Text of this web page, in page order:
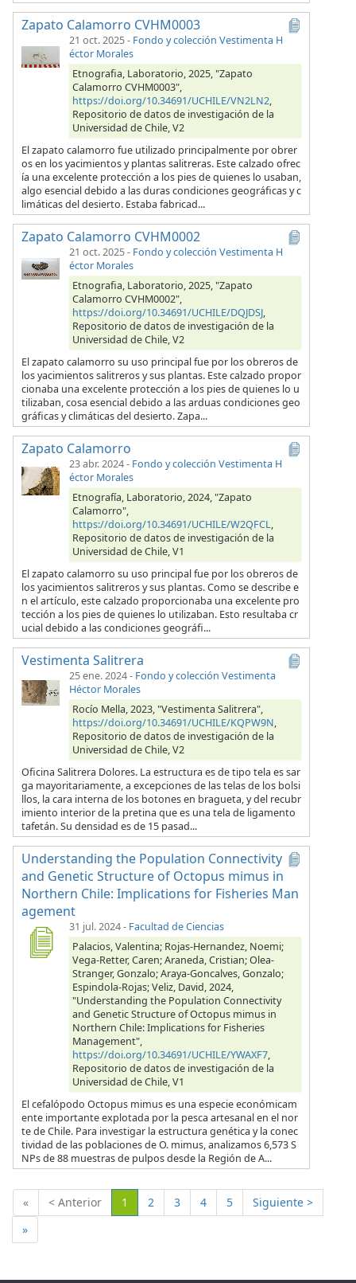
Zapato Calamorro CVHM0003
21 oct. 2025- Fondo y colección Vestimenta H
éctor Morales
Etnografia, Laboratorio, 2025, "Zapato
Calamorro CVHM0003",
https://doi.org/10.34691/UCHILE/VN2LN2,
Repositorio de datos de investigación de la
Universidad de Chile, V2
El zapato calamorro fue utilizado principalmente por obrer
os en los yacimientos y plantas salitreras. Este calzado ofrec
ía una excelente protección a los pies de quienes lo usaban,
algo esencial debido a las duras condiciones geográficas y c
limáticas del desierto. Estaba fabricad...
Zapato Calamorro CVHM0002
21 oct. 2025- Fondo y colección Vestimenta H
éctor Morales
Etnografia, Laboratorio, 2025, "Zapato
Calamorro CVHM0002",
https://doi.org/10.34691/UCHILE/DQJDSJ,
Repositorio de datos de investigación de la
Universidad de Chile, V2
El zapato calamorro su uso principal fue por los obreros de
los yacimientos salitreros y sus plantas. Este calzado propor
cionaba una excelente protección a los pies de quienes lo u
tilizaban, cosa esencial debido a las arduas condiciones geo
gráficas y climáticas del desierto. Zapa...
Zapato Calamorro
23 abr. 2024- Fondo y colección Vestimenta H
éctor Morales
Etnografía, Laboratorio, 2024, "Zapato
Calamorro",
https://doi.org/10.34691/UCHILE/W2QFCL,
Repositorio de datos de investigación de la
Universidad de Chile, V1
El zapato calamorro su uso principal fue por los obreros de
los yacimientos salitreros y sus plantas. Como se describe e
n el artículo, este calzado proporcionaba una excelente pro
tección a los pies de quienes lo utilizaban. Esto resultaba cr
ucial debido a las condiciones geográfi...
Vestimenta Salitrera
25 ene. 2024- Fondo y colección Vestimenta
Héctor Morales
Rocío Mella, 2023, "Vestimenta Salitrera",
https://doi.org/10.34691/UCHILE/KQPW9N,
Repositorio de datos de investigación de la
Universidad de Chile, V2
Oficina Salitrera Dolores. La estructura es de tipo tela es sar
ga mayoritariamente, a excepciones de las telas de los bolsi
llos, la cara interna de los botones en bragueta, y del recubr
imiento interior de la pretina que es una tela de ligamento
tafetán. Su densidad es de 15 pasad...
Understanding the Population Connectivity
and Genetic Structure of Octopus mimus in
Northern Chile: Implications for Fisheries Man
agement
31 jul. 2024- Facultad de Ciencias
Palacios, Valentina; Rojas-Hernandez, Noemi;
Vega-Retter, Caren; Araneda, Cristian; Olea-
Stranger, Gonzalo; Araya-Goncalves, Gonzalo;
Espindola-Rojas; Veliz, David, 2024,
"Understanding the Population Connectivity
and Genetic Structure of Octopus mimus in
Northern Chile: Implications for Fisheries
Management",
https://doi.org/10.34691/UCHILE/YWAXF7,
Repositorio de datos de investigación de la
Universidad de Chile, V1
El cefalópodo Octopus mimus es una especie económicam
ente importante explotada por la pesca artesanal en el nor
te de Chile. Para investigar la estructura genética y la conec
tividad de las poblaciones de O. mimus, analizamos 6,573 S
NPs de 88 muestras de pulpos desde la Región de A...
« < Anterior 1 (Actual)
2 3 4 5
Siguiente >
»